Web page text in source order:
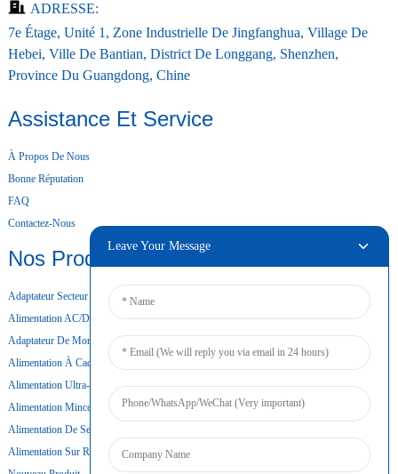
ADRESSE:
7e Étage, Unité 1, Zone Industrielle De Jingfanghua, Village De
Hebei, Ville De Bantian, District De Longgang, Shenzhen,
Province Du Guangdong, Chine
Assistance Et Service
À Propos De Nous
Bonne Réputation
FAQ
Contactez-Nous
Nos Produits
Adaptateur Secteur De Bureau
Alimentation AC/DC
Adaptateur De Montage Mural
Alimentation À Cadre Ouvert
Alimentation Ultra-Mince
Alimentation Mince
Alimentation De Secours Par Batterie
Alimentation Sur Rail DIN
Leave Your Message